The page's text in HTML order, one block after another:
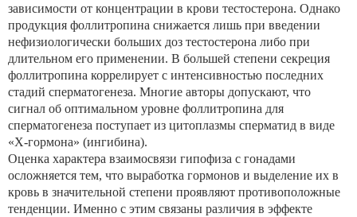
зависимости от концентрации в крови тестостерона. Однако
продукция фоллитропина снижается лишь при введении
нефизиологически больших доз тестостерона либо при
длительном его применении. В большей степени секреция
фоллитропина коррелирует с интенсивностью последних
стадий сперматогенеза. Многие авторы допускают, что
сигнал об оптимальном уровне фоллитропина для
сперматогенеза поступает из цитоплазмы сперматид в виде
«Х-гормона» (ингибина).
Оценка характера взаимосвязи гипофиза с гонадами
осложняется тем, что выработка гормонов и выделение их в
кровь в значительной степени проявляют противоположные
тенденции. Именно с этим связаны различия в эффекте